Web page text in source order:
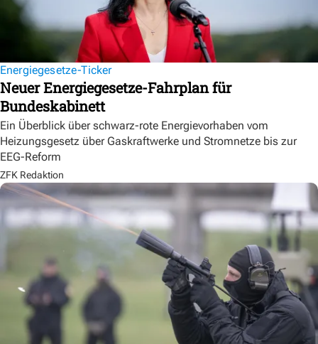
Energiegesetze-Ticker
Neuer Energiegesetze-Fahrplan für
Bundeskabinett
Ein Überblick über schwarz-rote Energievorhaben vom
Heizungsgesetz über Gaskraftwerke und Stromnetze bis zur
EEG-Reform
ZFK Redaktion